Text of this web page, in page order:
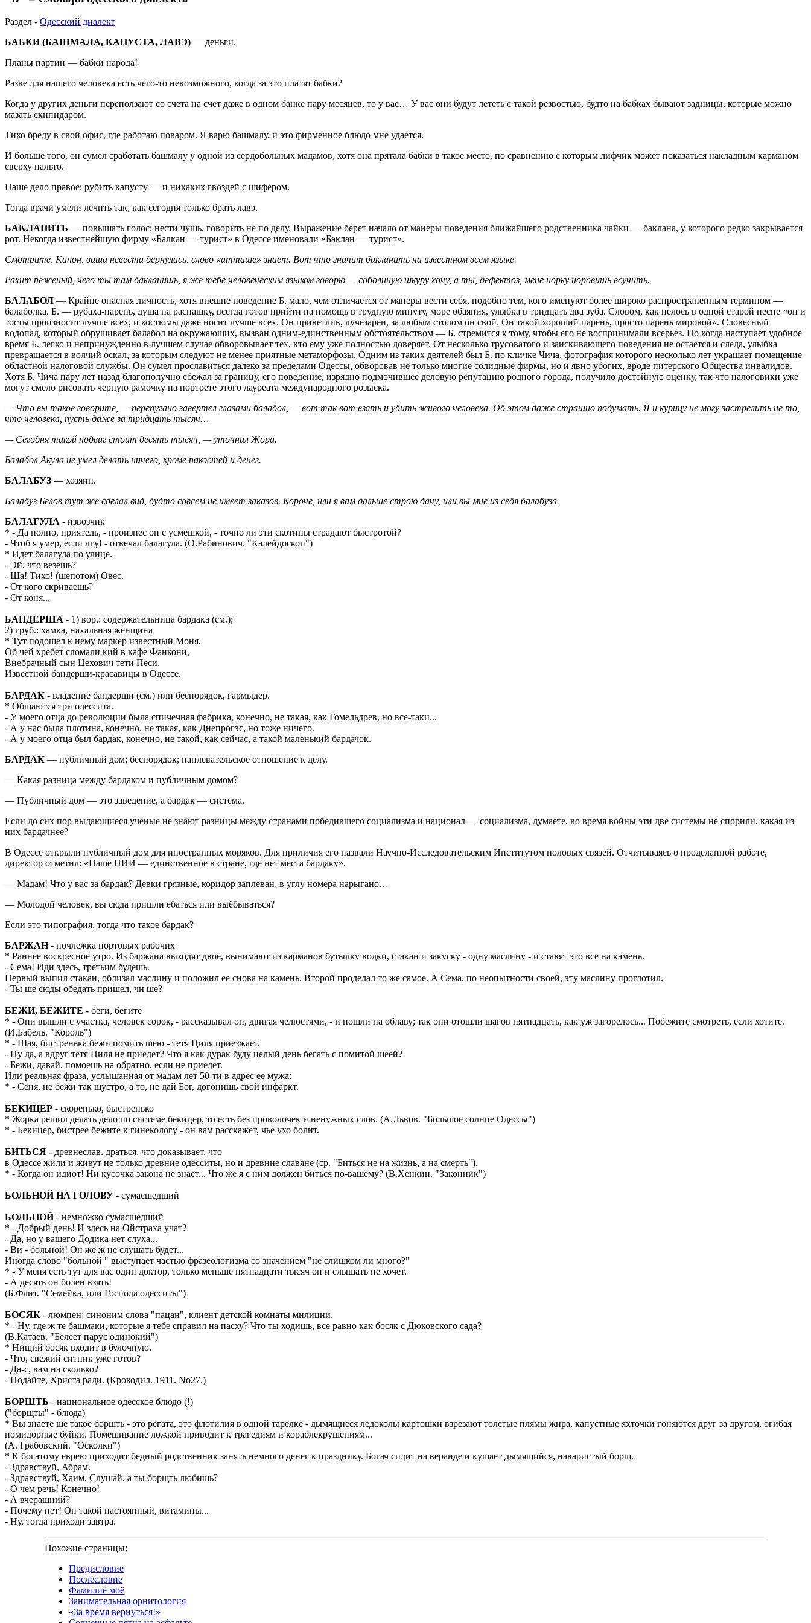
Раздел - Одесский диалект
БАБКИ (БАШМАЛА, КАПУСТА, ЛАВЭ) — деньги.
Планы партии — бабки народа!
Разве для нашего человека есть чего-то невозможного, когда за это платят бабки?
Когда у других деньги переползают со счета на счет даже в одном банке пару месяцев, то у вас… У вас они будут лететь с такой резвостью, будто на бабках бывают задницы, которые можно
мазать скипидаром.
Тихо бреду в свой офис, где работаю поваром. Я варю башмалу, и это фирменное блюдо мне удается.
И больше того, он сумел сработать башмалу у одной из сердобольных мадамов, хотя она прятала бабки в такое место, по сравнению с которым лифчик может показаться накладным карманом
сверху пальто.
Наше дело правое: рубить капусту — и никаких гвоздей с шифером.
Тогда врачи умели лечить так, как сегодня только брать лавэ.
БАКЛАНИТЬ — повышать голос; нести чушь, говорить не по делу. Выражение берет начало от манеры поведения ближайшего родственника чайки — баклана, у которого редко закрывается
рот. Некогда известнейшую фирму «Балкан — турист» в Одессе именовали «Баклан — турист».
Смотрите, Капон, ваша невеста дернулась, слово «атташе» знает. Вот что значит бакланить на известном всем языке.
Рахит пеженый, чего ты там бакланишь, я же тебе человеческим языком говорю — соболиную шкуру хочу, а ты, дефектоз, мене норку норовишь всучить.
БАЛАБОЛ — Крайне опасная личность, хотя внешне поведение Б. мало, чем отличается от манеры вести себя, подобно тем, кого именуют более широко распространенным термином —
балаболка. Б. — рубаха-парень, душа на распашку, всегда готов прийти на помощь в трудную минуту, море обаяния, улыбка в тридцать два зуба. Словом, как пелось в одной старой песне «он и
тосты произносит лучше всех, и костюмы даже носит лучше всех. Он приветлив, лучезарен, за любым столом он свой. Он такой хороший парень, просто парень мировой». Словесный
водопад, который обрушивает балабол на окружающих, вызван одним-единственным обстоятельством — Б. стремится к тому, чтобы его не воспринимали всерьез. Но когда наступает удобное
время Б. легко и непринужденно в лучшем случае обворовывает тех, кто ему уже полностью доверяет. От несколько трусоватого и заискивающего поведения не остается и следа, улыбка
превращается в волчий оскал, за которым следуют не менее приятные метаморфозы. Одним из таких деятелей был Б. по кличке Чича, фотография которого несколько лет украшает помещение
областной налоговой службы. Он сумел прославиться далеко за пределами Одессы, обворовав не только многие солидные фирмы, но и явно убогих, вроде питерского Общества инвалидов.
Хотя Б. Чича пару лет назад благополучно сбежал за границу, его поведение, изрядно подмочившее деловую репутацию родного города, получило достойную оценку, так что налоговики уже
могут смело рисовать черную рамочку на портрете этого лауреата международного розыска.
— Что вы такое говорите, — перепугано завертел глазами балабол, — вот так вот взять и убить живого человека. Об этом даже страшно подумать. Я и курицу не могу застрелить не то,
что человека, пусть даже за тридцать тысяч…
— Сегодня такой подвиг стоит десять тысяч, — уточнил Жора.
Балабол Акула не умел делать ничего, кроме пакостей и денег.
БАЛАБУЗ — хозяин.
Балабуз Белов тут же сделал вид, будто совсем не имеет заказов. Короче, или я вам дальше строю дачу, или вы мне из себя балабуза.
БАЛАГУЛА - извозчик
* - Да полно, приятель, - произнес он с усмешкой, - точно ли эти скотины страдают быстротой?
- Чтоб я умер, если лгу! - отвечал балагула. (О.Рабинович. "Калейдоскоп")
* Идет балагула по улице.
- Эй, что везешь?
- Ша! Тихо! (шепотом) Овес.
- От кого скриваешь?
- От коня...
БАНДЕРША - 1) вор.: содержательница бардака (см.);
2) груб.: хамка, нахальная женщина
* Тут подошел к нему маркер известный Моня,
Об чей хребет cломали кий в кафе Фанкони,
Внебрачный сын Цехович тети Песи,
Известной бандерши-красавицы в Одессе.
БАРДАК - владение бандерши (см.) или беспорядок, гармыдер.
* Общаются три одессита.
- У моего отца до революции была спичечная фабрика, конечно, не такая, как Гомельдрев, но все-таки...
- А у нас была плотина, конечно, не такая, как Днепрогэс, но тоже ничего.
- А у моего отца был бардак, конечно, не такой, как сейчас, а такой маленький бардачок.
БАРДАК — публичный дом; беспорядок; наплевательское отношение к делу.
— Какая разница между бардаком и публичным домом?
— Публичный дом — это заведение, а бардак — система.
Если до сих пор выдающиеся ученые не знают разницы между странами победившего социализма и национал — социализма, думаете, во время войны эти две системы не спорили, какая из
них бардачнее?
В Одессе открыли публичный дом для иностранных моряков. Для приличия его назвали Научно-Исследовательским Институтом половых связей. Отчитываясь о проделанной работе,
директор отметил: «Наше НИИ — единственное в стране, где нет места бардаку».
— Мадам! Что у вас за бардак? Девки грязные, коридор заплеван, в углу номера нарыгано…
— Молодой человек, вы сюда пришли ебаться или выёбываться?
Если это типография, тогда что такое бардак?
БАРЖАН- ночлежка портовых рабочих
* Раннее воскресное утро. Из баржана выходят двое, вынимают из карманов бутылку водки, стакан и закуску - одну маслину - и ставят это все на камень.
- Сема! Иди здесь, третьим будешь.
Первый выпил стакан, облизал маслину и положил ее снова на камень. Второй проделал то же самое. А Сема, по неопытности своей, эту маслину проглотил.
- Ты ше сюды обедать пришел, чи ше?
БЕЖИ, БЕЖИТЕ - беги, бегите
* - Они вышли с участка, человек сорок, - рассказывал он, двигая челюстями, - и пошли на облаву; так они отошли шагов пятнадцать, как уж загорелось... Побежите смотреть, если хотите.
(И.Бабель. "Король")
* - Шая, бистренька бежи помить шею - тетя Циля приезжает.
- Ну да, а вдруг тетя Циля не приедет? Что я как дурак буду целый день бегать с помитой шеей?
- Бежи, давай, помоешь на обратно, если не приедет.
Или реальная фраза, услышанная от мадам лет 50-ти в адрес ее мужа:
* - Сеня, не бежи так шустро, а то, не дай Бог, догонишь свой инфаркт.
БЕКИЦЕР - скоренько, быстренько
* Жорка решил делать дело по системе бекицер, то есть без проволочек и ненужных слов. (А.Львов. "Большое солнце Одессы")
* - Бекицер, бистрее бежите к гинекологу - он вам расскажет, чье ухо болит.
БИТЬСЯ - древнеслав. драться, что доказывает, что
в Одессе жили и живут не только древние одесситы, но и древние славяне (ср. "Биться не на жизнь, а на смерть").
* - Когда он идиот! Ни кусочка закона не знает... Что же я с ним должен биться по-вашему? (В.Хенкин. "Законник")
БОЛЬНОЙ НА ГОЛОВУ - сумасшедший
БОЛЬНОЙ- немножко сумасшедший
* - Добрый день! И здесь на Ойстраха учат?
- Да, но у вашего Додика нет слуха...
- Ви - больной! Он же ж не слушать будет...
Иногда слово "больной " выступает частью фразеологизма со значением "не слишком ли много?"
* - У меня есть тут для вас один доктор, только меньше пятнадцати тысяч он и слышать не хочет.
- А десять он болен взять!
(Б.Флит. "Семейка, или Господа одесситы")
БОСЯК - люмпен; синоним слова "пацан", клиент детской комнаты милиции.
* - Ну, где ж те башмаки, которые я тебе справил на пасху? Что ты ходишь, все равно как босяк с Дюковского сада?
(В.Катаев. "Белеет парус одинокий")
* Нищий босяк входит в булочную.
- Что, свежий ситник уже готов?
- Да-с, вам на сколько?
- Подайте, Христа ради. (Крокодил. 1911. No27.)
БОРШТЬ - национальное одесское блюдо (!)
("борщты" - блюда)
* Вы знаете ше такое боршть - это регата, это флотилия в одной тарелке - дымящиеся ледоколы картошки взрезают толстые плямы жира, капустные яхточки гоняются друг за другом, огибая
помидорные буйки. Помешивание ложкой приводит к трагедиям и кораблекрушениям...
(А. Грабовский. "Осколки")
* К богатому еврею приходит бедный родственник занять немного денег к празднику. Богач сидит на веранде и кушает дымящийся, наваристый борщ.
- Здравствуй, Абрам.
- Здравствуй, Хаим. Слушай, а ты борщть любишь?
- О чем речь! Конечно!
- А вчерашний?
- Почему нет! Он такой настоянный, витамины...
- Ну, тогда приходи завтра.
Похожие страницы:
Предисловие
Послесловие
Фамилиё моё
Занимательная орнитология
«За время вернуться!»